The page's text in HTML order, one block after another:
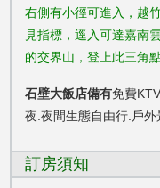
右側有小徑可進入，越
見指標，逕入可達嘉南
的交界山，登上此三角
石壁大飯店備有免費
夜.夜間生態自由行.戶
訂房須知